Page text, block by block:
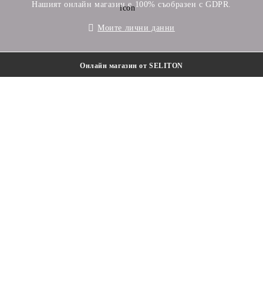
Нашият онлайн магазин е 100% съобразен с GDPR.
Моите лични данни
Онлайн магазин от SELITON